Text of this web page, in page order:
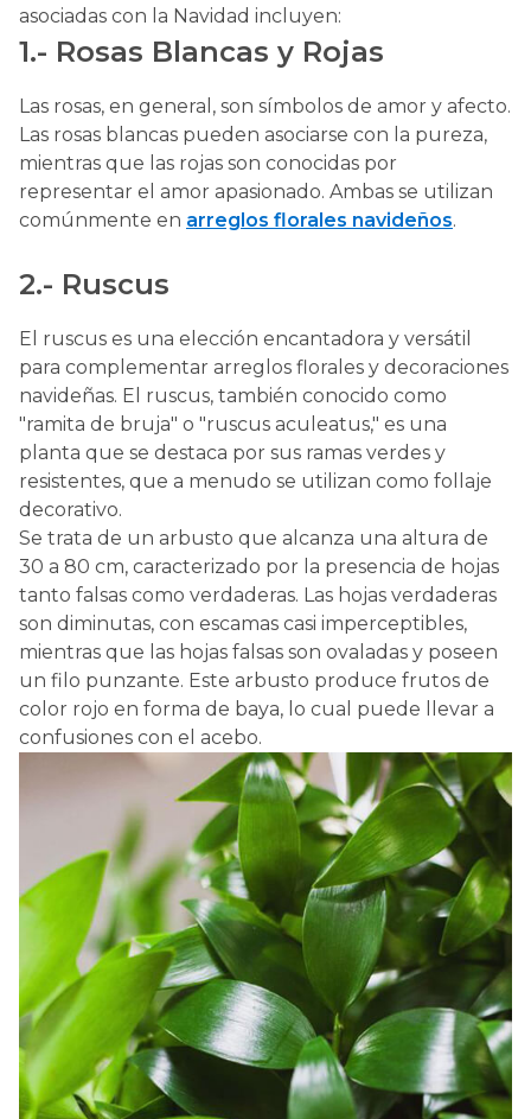
asociadas con la Navidad incluyen:
1.- Rosas Blancas y Rojas
Las rosas, en general, son símbolos de amor y afecto.
Las rosas blancas pueden asociarse con la pureza,
mientras que las rojas son conocidas por
representar el amor apasionado. Ambas se utilizan
comúnmente en arreglos florales navideños.
2.- Ruscus
El ruscus es una elección encantadora y versátil
para complementar arreglos florales y decoraciones
navideñas. El ruscus, también conocido como
"ramita de bruja" o "ruscus aculeatus," es una
planta que se destaca por sus ramas verdes y
resistentes, que a menudo se utilizan como follaje
decorativo.
Se trata de un arbusto que alcanza una altura de
30 a 80 cm, caracterizado por la presencia de hojas
tanto falsas como verdaderas. Las hojas verdaderas
son diminutas, con escamas casi imperceptibles,
mientras que las hojas falsas son ovaladas y poseen
un filo punzante. Este arbusto produce frutos de
color rojo en forma de baya, lo cual puede llevar a
confusiones con el acebo.